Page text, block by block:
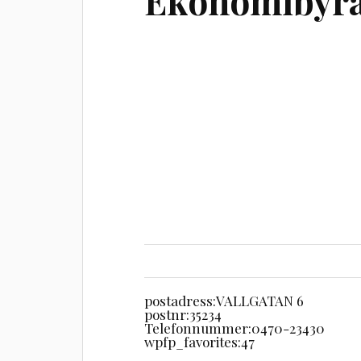
postadress:VALLGATAN 6
postnr:35234
Telefonnummer:0470-23430
wpfp_favorites:47